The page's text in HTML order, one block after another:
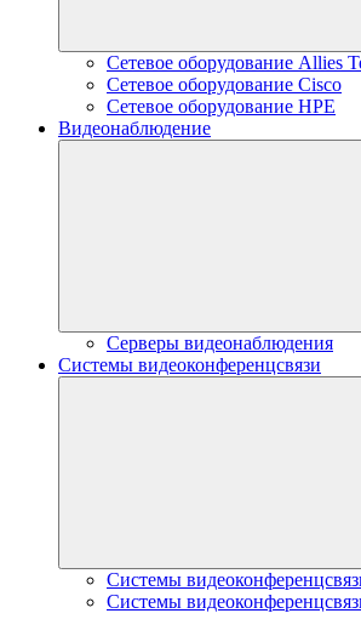
Сетевое оборудование Allies
Сетевое оборудование Cisco
Сетевое оборудование HPE
Видеонаблюдение
Серверы видеонаблюдения
Системы видеоконференцсвязи
Системы
Системы